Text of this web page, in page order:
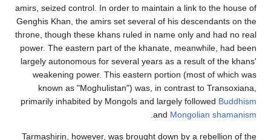
amirs, seized control. In order to maintain a link to the house of
Genghis Khan, the amirs set several of his descendants on the
throne, though these khans ruled in name only and had no real
power. The eastern part of the khanate, meanwhile, had been
largely autonomous for several years as a result of the khans'
weakening power. This eastern portion (most of which was
known as "Moghulistan") was, in contrast to Transoxiana,
primarily inhabited by Mongols and largely followed Buddhism
and Mongolian shamanism
Tarmashirin, however, was brought down by a rebellion of the